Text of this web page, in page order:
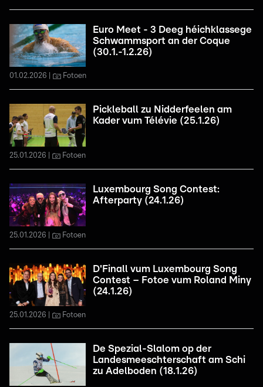
Euro Meet - 3 Deeg héichklassege
Schwammsport an der Coque
(30.1.-1.2.26)
01.02.2026 Fotoen
Pickleball zu Nidderfeelen am
Kader vum Télévie (25.1.26)
25.01.2026 Fotoen
Luxembourg Song Contest:
Afterparty (24.1.26)
25.01.2026 Fotoen
D'Finall vum Luxembourg Song
Contest – Fotoe vum Roland Miny
(24.1.26)
25.01.2026 Fotoen
De Spezial-Slalom op der
Landesmeeschterschaft am Schi
zu Adelboden (18.1.26)